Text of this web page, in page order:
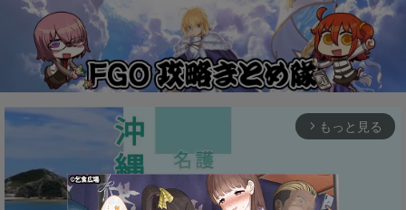
arrow_forward_ios もっと見る